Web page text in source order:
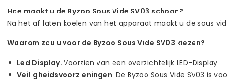
Hoe maakt u de Byzoo Sous Vide SV03 schoon?
Na het af laten koelen van het apparaat maakt u de sous
Waarom zou u voor de Byzoo Sous Vide SV03 kiezen?
Led Display.Voorzien van een overzichtelijk LED-Display
Veiligheidsvoorzieningen. De Byzoo Sous Vide SV03 is